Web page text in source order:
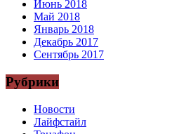
Июнь 2018
Май 2018
Январь 2018
Декабрь 2017
Сентябрь 2017
Рубрики
Новости
Лайфстайл